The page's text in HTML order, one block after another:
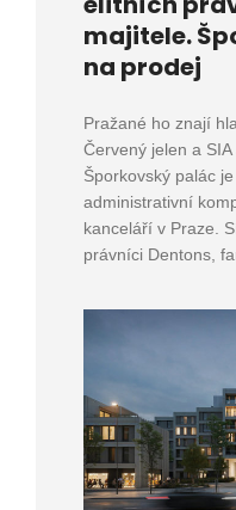
majitele.
na prodej
Pražané ho znají
Červený jelen a
Šporkovský palác
administrativní
kanceláří v Praze.
právníci Dentons,